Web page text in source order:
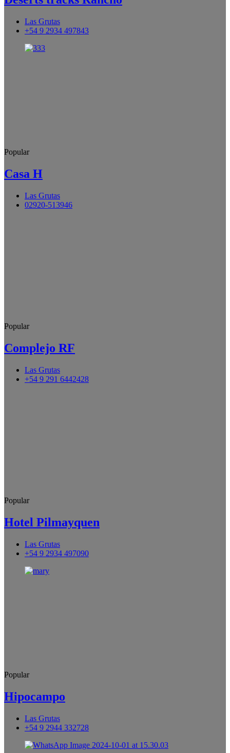
Las Grutas
+54 9 2934 497843
Popular
Casa H
Las Grutas
02920-513946
Popular
Complejo RF
Las Grutas
+54 9 291 6442428
Popular
Hotel Pilmayquen
Las Grutas
+54 9 2934 497090
Popular
Hipocampo
Las Grutas
+54 9 2944 332728